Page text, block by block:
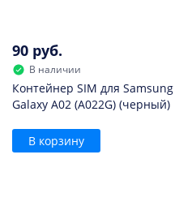
90 руб.
В наличии
Контейнер SIM для Samsung
Galaxy A02 (A022G) (черный)
В корзину